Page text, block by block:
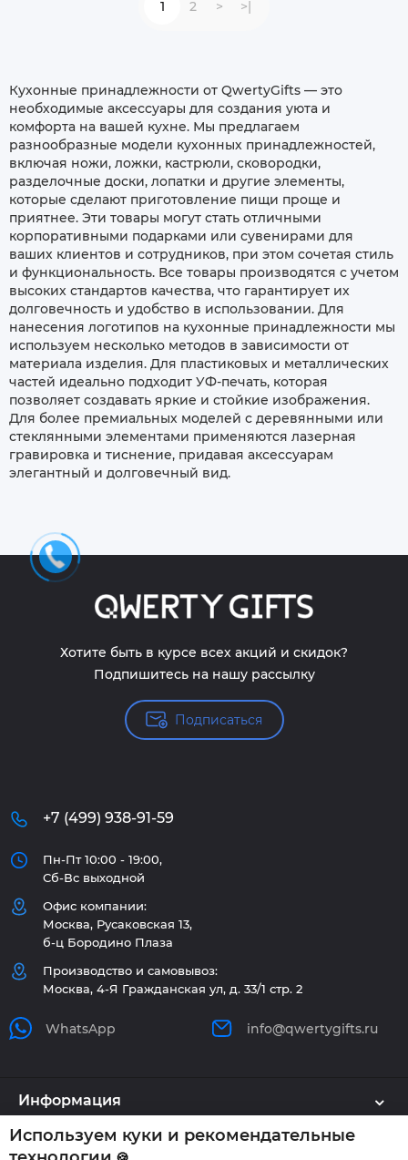
1 2 > >|
Кухонные принадлежности от QwertyGifts — это
необходимые аксессуары для создания уюта и
комфорта на вашей кухне. Мы предлагаем
разнообразные модели кухонных принадлежностей,
включая ножи, ложки, кастрюли, сковородки,
разделочные доски, лопатки и другие элементы,
которые сделают приготовление пищи проще и
приятнее. Эти товары могут стать отличными
корпоративными подарками или сувенирами для
ваших клиентов и сотрудников, при этом сочетая стиль
и функциональность. Все товары производятся с учетом
высоких стандартов качества, что гарантирует их
долговечность и удобство в использовании. Для
нанесения логотипов на кухонные принадлежности мы
используем несколько методов в зависимости от
материала изделия. Для пластиковых и металлических
частей идеально подходит УФ-печать, которая
позволяет создавать яркие и стойкие изображения.
Для более премиальных моделей с деревянными или
стеклянными элементами применяются лазерная
гравировка и тиснение, придавая аксессуарам
элегантный и долговечный вид.
Хотите быть в курсе всех акций и скидок?
Подпишитесь на нашу рассылку
Подписаться
+7 (499) 938-91-59
Пн-Пт 10:00 - 19:00,
Сб-Вс выходной
Офис компании:
Москва, Русаковская 13,
б-ц Бородино Плаза
Производство и самовывоз:
Москва, 4-Я Гражданская ул, д. 33/1 стр. 2
WhatsApp info@qwertygifts.ru
Информация
Каталог
Используем куки и рекомендательные